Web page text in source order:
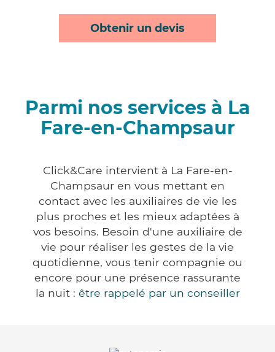
Obtenir un devis
Parmi nos services à La
Fare-en-Champsaur
Click&Care intervient à La Fare-en-
Champsaur en vous mettant en
contact avec les auxiliaires de vie les
plus proches et les mieux adaptées à
vos besoins. Besoin d'une auxiliaire de
vie pour réaliser les gestes de la vie
quotidienne, vous tenir compagnie ou
encore pour une présence rassurante
la nuit : être rappelé par un conseiller